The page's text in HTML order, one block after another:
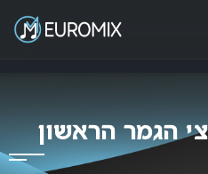
הגמר הראשון